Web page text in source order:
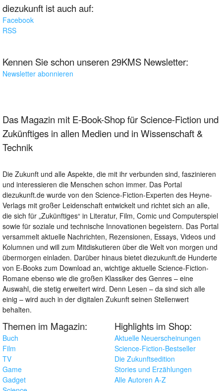
diezukunft ist auch auf:
Facebook
RSS
Kennen Sie schon unseren 29KMS Newsletter:
Newsletter abonnieren
Das Magazin mit E-Book-Shop für Science-Fiction und
Zukünftiges in allen Medien und in Wissenschaft &
Technik
Die Zukunft und alle Aspekte, die mit ihr verbunden sind, faszinieren
und interessieren die Menschen schon immer. Das Portal
diezukunft.de wurde von den Science-Fiction-Experten des Heyne-
Verlags mit großer Leidenschaft entwickelt und richtet sich an alle,
die sich für „Zukünftiges“ in Literatur, Film, Comic und Computerspiel
sowie für soziale und technische Innovationen begeistern. Das Portal
versammelt aktuelle Nachrichten, Rezensionen, Essays, Videos und
Kolumnen und will zum Mitdiskutieren über die Welt von morgen und
übermorgen einladen. Darüber hinaus bietet diezukunft.de Hunderte
von E-Books zum Download an, wichtige aktuelle Science-Fiction-
Romane ebenso wie die großen Klassiker des Genres – eine
Auswahl, die stetig erweitert wird. Denn Lesen – da sind sich alle
einig – wird auch in der digitalen Zukunft seinen Stellenwert
behalten.
Themen im Magazin:
Buch
Film
TV
Game
Gadget
Highlights im Shop:
Aktuelle Neuerscheinungen
Science-Fiction-Bestseller
Die Zukunftsedition
Stories und Erzählungen
Alle Autoren A-Z